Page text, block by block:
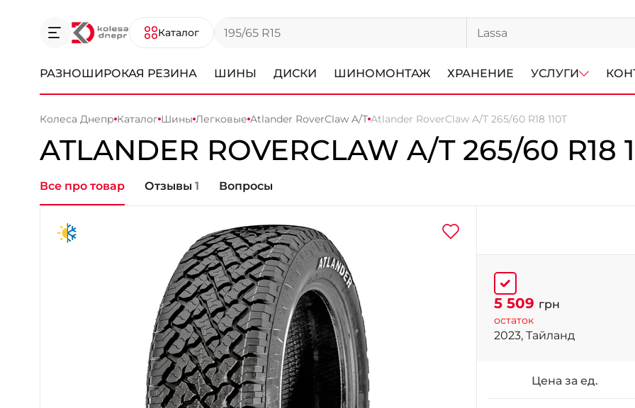
Каталог
РАЗНОШИРОКАЯ РЕЗИНА ШИНЫ ДИСКИ ШИНОМОНТАЖ ХРАНЕНИЕ УСЛУГИ
Колеса Днепр Каталог Шины Легковые Atlander RoverClaw A/T Atlander RoverClaw A/T 265/60 R18 110T
ATLANDER ROVERCLAW A/T 265/60 R18
Все про товар Отзывы 1 Вопросы
5 509 грн
остаток
2023, Тайланд
Цена за ед.